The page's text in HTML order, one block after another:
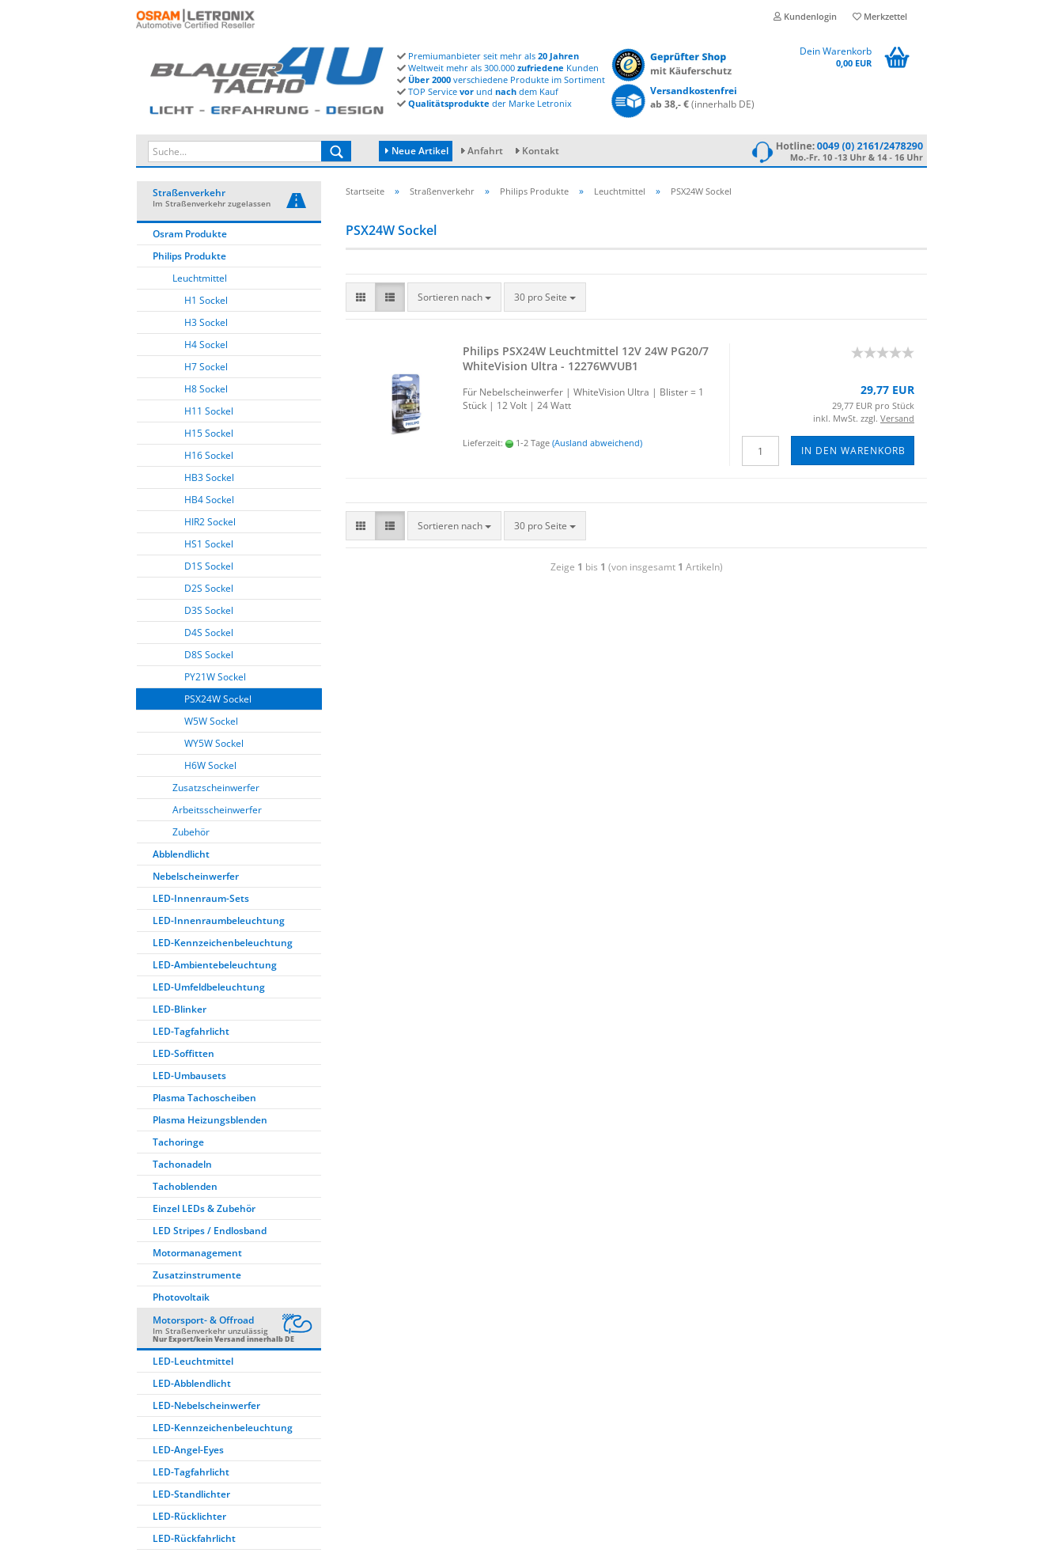
Kundenlogin Merkzettel
Premiumanbieter seit mehr als 20 Jahren
Weltweit mehr als 300.000 zufriedene Kunden
Über 2000 verschiedene Produkte im Sortiment
TOP Service vor und nach dem Kauf
Qualitätsprodukte der Marke Letronix
Versandkostenfrei
ab 38,- €(innerhalb DE)
Dein Warenkorb
0,00 EUR
Neue Artikel Anfahrt Kontakt
Startseite » Straßenverkehr » Philips Produkte » Leuchtmittel » PSX24W Sockel
PSX24W Sockel
Sortieren nach 30 pro Seite
Phil­ips PSX24W Leucht­mit­tel 12V 24W PG20/7
Whit­e­Vi­si­on Ultra - 12276WVUB1
Für Ne­bel­schein­wer­fer | Whit­e­Vi­si­on Ultra | Blis­ter = 1
Stück | 12 Volt | 24 Watt
Lieferzeit: 1-2 Tage (Ausland abweichend)
29,77 EUR
29,77 EUR pro Stück
inkl. MwSt. zzgl. Versand
IN DEN WARENKORB
Sortieren nach 30 pro Seite
Zeige 1 bis 1 (von insgesamt 1 Artikeln)
Straßenverkehr
Im Straßenverkehr zugelassen
Osram Produkte
Philips Produkte
Leuchtmittel
H1 Sockel
H3 Sockel
H4 Sockel
H7 Sockel
H8 Sockel
H11 Sockel
H15 Sockel
H16 Sockel
HB3 Sockel
HB4 Sockel
HIR2 Sockel
HS1 Sockel
D1S Sockel
D2S Sockel
D3S Sockel
D4S Sockel
D8S Sockel
PY21W Sockel
PSX24W Sockel
W5W Sockel
WY5W Sockel
H6W Sockel
Zusatzscheinwerfer
Arbeitsscheinwerfer
Zubehör
Abblendlicht
Nebelscheinwerfer
LED-Innenraum-Sets
LED-Innenraumbeleuchtung
LED-Kennzeichenbeleuchtung
LED-Ambientebeleuchtung
LED-Umfeldbeleuchtung
LED-Blinker
LED-Tagfahrlicht
LED-Soffitten
LED-Umbausets
Plasma Tachoscheiben
Plasma Heizungsblenden
Tachoringe
Tachonadeln
Tachoblenden
Einzel LEDs & Zubehör
LED Stripes / Endlosband
Motormanagement
Zusatzinstrumente
Photovoltaik
Motorsport- & Offroad
Im Straßenverkehr unzulässig
Nur Export/kein Versand innerhalb DE
LED-Leuchtmittel
LED-Abblendlicht
LED-Nebelscheinwerfer
LED-Kennzeichenbeleuchtung
LED-Angel-Eyes
LED-Tagfahrlicht
LED-Standlichter
LED-Rücklichter
LED-Rückfahrlicht